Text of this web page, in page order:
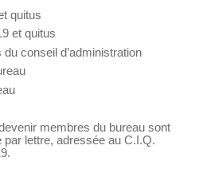
quitus
et quitus
conseil d’administration
membres du bureau sont
lettre, adressée au C.I.Q.